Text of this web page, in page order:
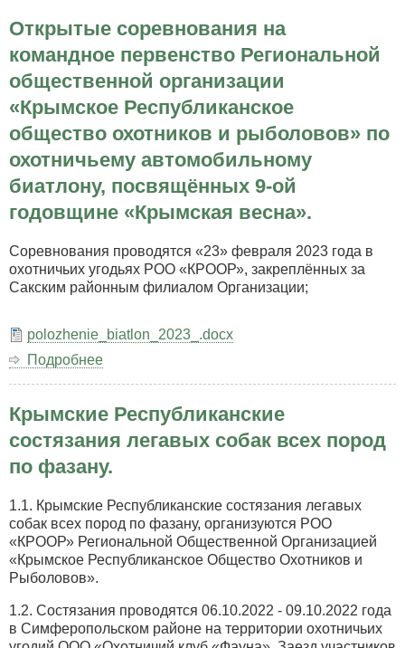
состязания
собак
всех
пород
по
куропатке.
Открытые соревнования на
командное первенство Региональной
общественной организации
«Крымское Республиканское
общество охотников и рыболовов» по
охотничьему автомобильному
биатлону, посвящённых 9-ой
годовщине «Крымская весна».
Соревнования проводятся «23» февраля 2023 года в
охотничьих угодьях РОО «КРООР», закреплённых за
Сакским районным филиалом Организации;
polozhenie_biatlon_2023_.docx
Подробнее
на
первенство
Региональной
организации
«Крымское
Республиканское
общество
рыболовов»
по
Крымские Республиканские
состязания легавых собак всех пород
по фазану.
1.1. Крымские Республиканские состязания легавых
собак всех пород по фазану, организуются РОО
«КРООР» Региональной Общественной Организацией
«Крымское Республиканское Общество Охотников и
Рыболовов».
1.2. Состязания проводятся 06.10.2022 - 09.10.2022 года
в Симферопольском районе на территории охотничьих